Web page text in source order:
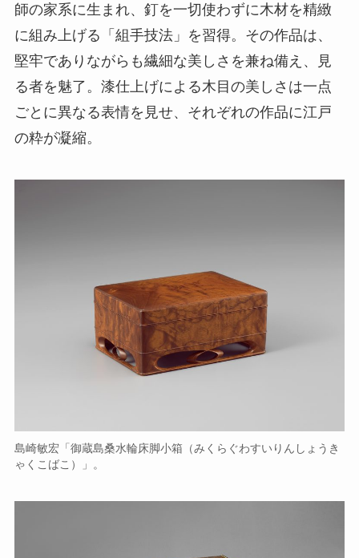
師の家系に生まれ、釘を一切使わずに木材を精緻
に組み上げる「組手技法」を習得。その作品は、
堅牢でありながらも繊細な美しさを兼ね備え、見
る者を魅了。漆仕上げによる木目の美しさは一点
ごとに異なる表情を見せ、それぞれの作品に江戸
の粋が凝縮。
島崎敏宏「御蔵島桑水輪床脚小箱（みくらぐわすいりんしょうき
ゃくこばこ）」。